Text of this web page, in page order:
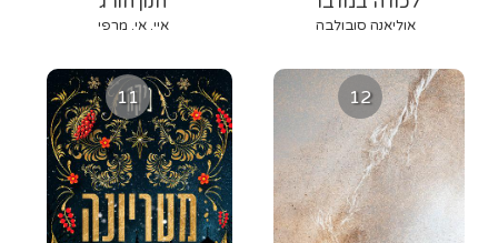
איי. אי. מרפי אוליאנה סובולבה
11 12